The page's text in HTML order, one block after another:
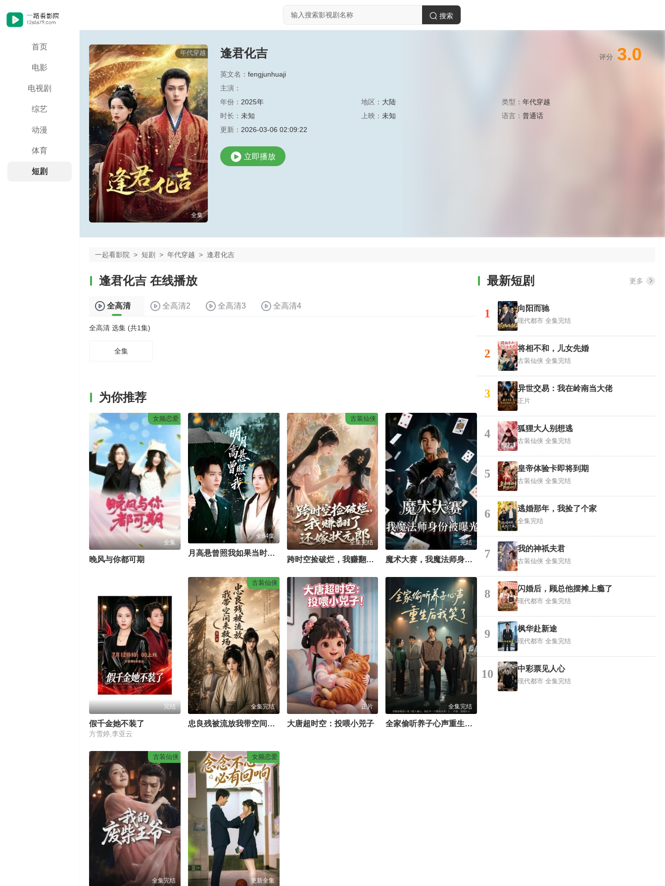
首页
电影
电视剧
综艺
动漫
体育
短剧
搜索
年代穿越
全集
逢君化吉
英文名： fengjunhuaji
主演：
年份： 2025年 地区： 大陆 类型：年代穿越
时长： 未知 上映： 未知 语言：普通话
更新： 2026-03-06 02:09:22
评分 3.0
立即播放
一起看影院 > 短剧 > 年代穿越 > 逢君化吉
逢君化吉 在线播放
全高清 全高清2 全高清3 全高清4
全高清 选集 (共1集)
全集
为你推荐
女频恋爱
全集
晚风与你都可期
全84集
月高悬曾照我如果当时我说了爱
古装仙侠
全集完结
跨时空捡破烂，我赚翻了还嫁状元郎
完结
魔术大赛，我魔法师身份被曝光
完结
假千金她不装了
方雪婷,李亚云
古装仙侠
全集完结
忠良残被流放我带空间来救场第一季
正片
大唐超时空：投喂小兕子
全集完结
全家偷听养子心声重生后我笑了
古装仙侠
全集完结
女频恋爱
更新全集
最新短剧 更多
1 向阳而驰
现代都市 全集完结
2 将相不和，儿女先婚
古装仙侠 全集完结
3 异世交易：我在岭南当大佬
正片
4 狐狸大人别想逃
古装仙侠 全集完结
5 皇帝体验卡即将到期
古装仙侠 全集完结
6 逃婚那年，我捡了个家
全集完结
7 我的神祇夫君
古装仙侠 全集完结
8 闪婚后，顾总他摆摊上瘾了
现代都市 全集完结
9 枫华赴新途
现代都市 全集完结
10 中彩票见人心
现代都市 全集完结